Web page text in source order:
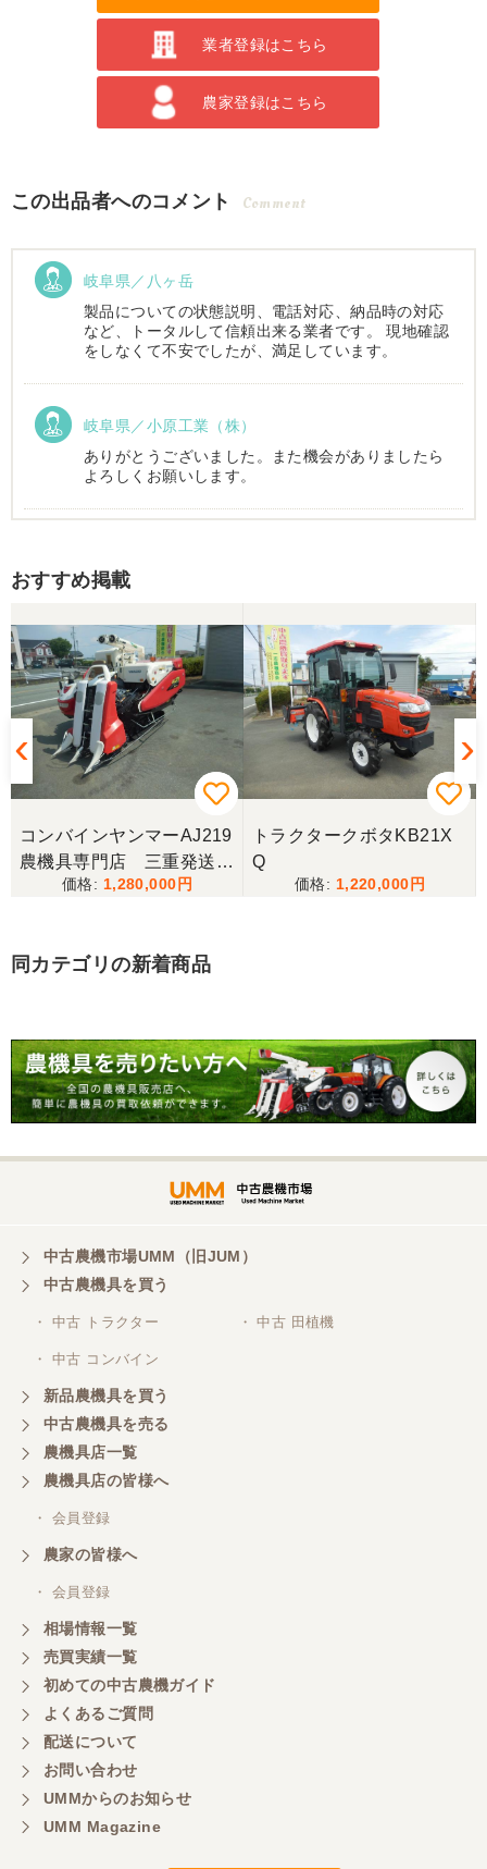
業者登録はこちら
農家登録はこちら
この出品者へのコメント Comment
岐阜県／八ヶ岳
製品についての状態説明、電話対応、納品時の対応
など、トータルして信頼出来る業者です。 現地確認
をしなくて不安でしたが、満足しています。
岐阜県／小原工業（株）
ありがとうございました。また機会がありましたら
よろしくお願いします。
西川さま。電話対応から自社納車まで丁寧で信頼で
きる方です。農機はまたこちらで購入したいです。
岐阜県／
完璧に整備されており、対応も親切で丁寧。配送ま
で自社で対応してくださり本当にありがとうござい
ました。次回もこちらで購入させて頂きます。
今回もしっかり整備整備をしてくださり安心です大
事に長く使わせていただきますありがとうございま
す
岐阜県／田畑
岐阜県／長池松広
この度は、コンバイン購入に際しまして、納品日に
た。本当に助かりました。
急なお願いにも対応ありがとうございました。 あり
がとうございました。 親切に対応していただきまし
岐阜県／横倉林
ありがとうございます
岐阜県／横倉林
ありがとうございます
岐阜県／横倉林
ありがとうございます
岐阜県／横倉林
ありがとうございます
おすすめ掲載
コンバインヤンマーAJ219
農機具専門店 三重発送整
備済み
1,280,000
トラクタークボタKB21X
Q
1,220,000
同カテゴリの新着商品
中古農機市場UMM（旧JUM）
中古農機具を買う
・ 中古 トラクター ・ 中古 田植機
・ 中古 コンバイン
新品農機具を買う
中古農機具を売る
農機具店一覧
農機具店の皆様へ
・ 会員登録
農家の皆様へ
・ 会員登録
相場情報一覧
売買実績一覧
初めての中古農機ガイド
よくあるご質問
配送について
お問い合わせ
UMMからのお知らせ
UMM Magazine